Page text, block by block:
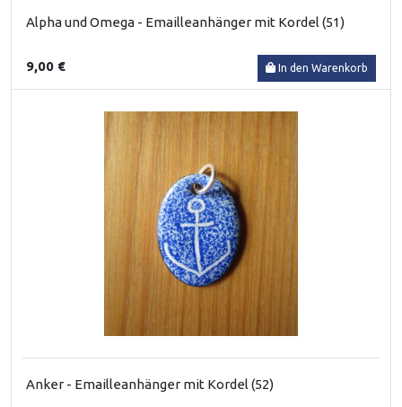
Alpha und Omega - Emailleanhänger mit Kordel (51)
9,00 € In den Warenkorb
Anker - Emailleanhänger mit Kordel (52)